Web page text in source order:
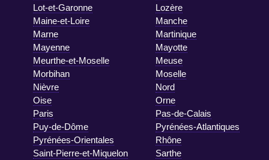
Lot-et-Garonne
Lozère
Maine-et-Loire
Manche
Marne
Martinique
Mayenne
Mayotte
Meurthe-et-Moselle
Meuse
Morbihan
Moselle
Nièvre
Nord
Oise
Orne
Paris
Pas-de-Calais
Puy-de-Dôme
Pyrénées-Atlantiques
Pyrénées-Orientales
Rhône
Saint-Pierre-et-Miquelon
Sarthe